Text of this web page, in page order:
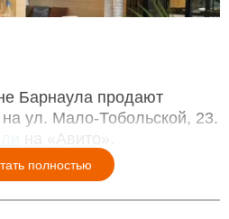
Барнаула продают
на ул. Мало-Тобольской, 23.
на «Авито».
полностью